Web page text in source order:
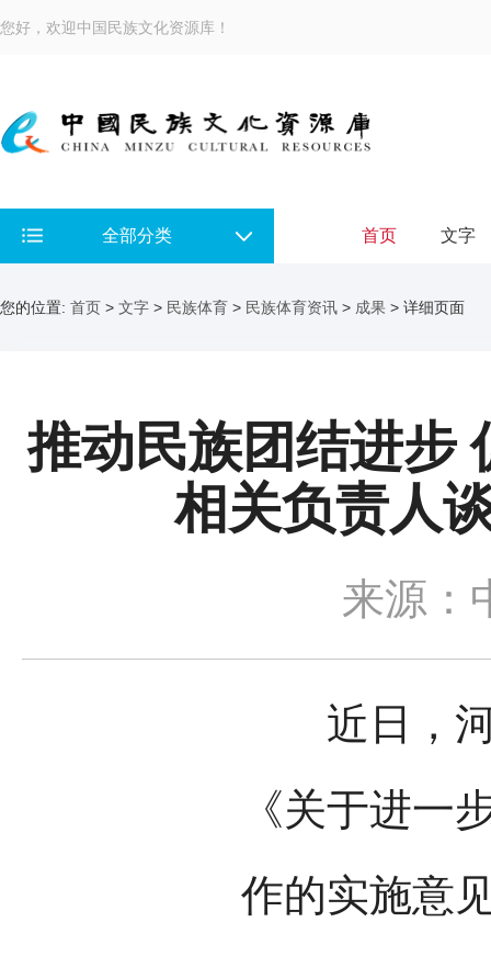
您好，欢迎中国民族文化资源库！
全部分类 首页 文字
您的位置: 首页 > 文字 > 民族体育 > 民族体育资讯 > 成果 > 详细页面
推动民族团结进
相关负责人
来源：
近日，河
《关于进一
作的实施意